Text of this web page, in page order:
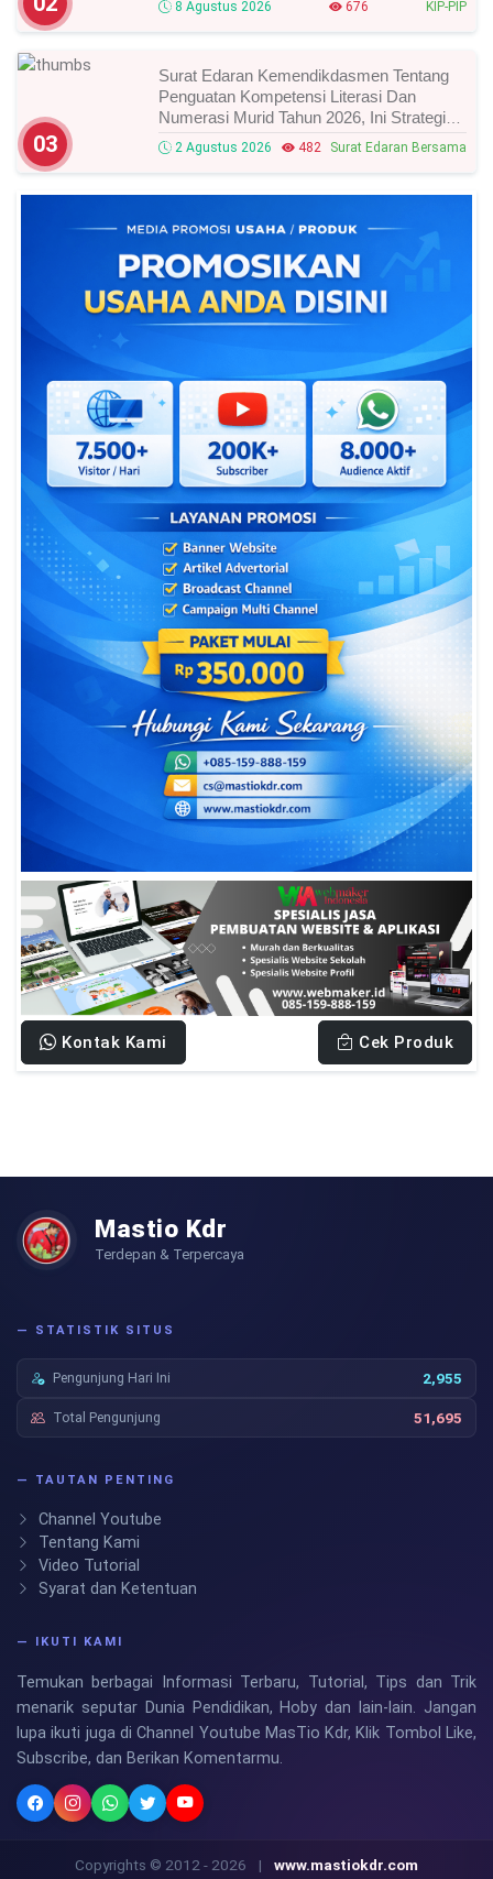
8 Agustus 2026 676 KIP-PIP
03
Surat Edaran Kemendikdasmen Tentang
Penguatan Kompetensi Literasi Dan
Numerasi Murid Tahun 2026, Ini Strategi
Dan Alurnya
2 Agustus 2026 482 Surat Edaran Bersama
Kontak Kami Cek Produk
Mastio Kdr
Terdepan & Terpercaya
— STATISTIK SITUS
Pengunjung Hari Ini 2,955
Total Pengunjung 51,695
— TAUTAN PENTING
Channel Youtube
Tentang Kami
Video Tutorial
Syarat dan Ketentuan
— IKUTI KAMI
Temukan berbagai Informasi Terbaru, Tutorial, Tips dan Trik
menarik seputar Dunia Pendidikan, Hoby dan lain-lain. Jangan
lupa ikuti juga di Channel Youtube MasTio Kdr, Klik Tombol Like,
Subscribe, dan Berikan Komentarmu.
Copyrights © 2012 - 2026 | www.mastiokdr.com